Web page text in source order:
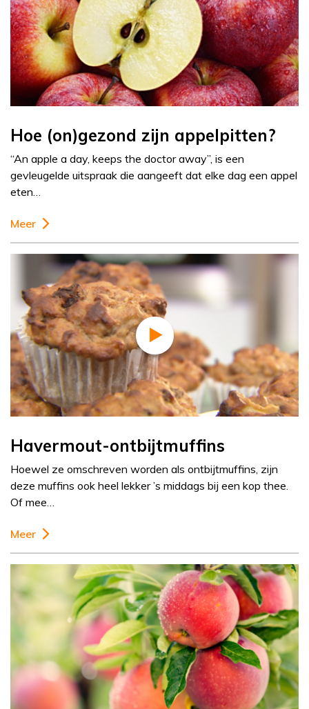
Hoe (on)gezond zijn appelpitten?
“An apple a day, keeps the doctor away”, is een
gevleugelde uitspraak die aangeeft dat elke dag een appel
eten…
Meer
Havermout-ontbijtmuffins
Hoewel ze omschreven worden als ontbijtmuffins, zijn
deze muffins ook heel lekker ’s middags bij een kop thee.
Of mee…
Meer